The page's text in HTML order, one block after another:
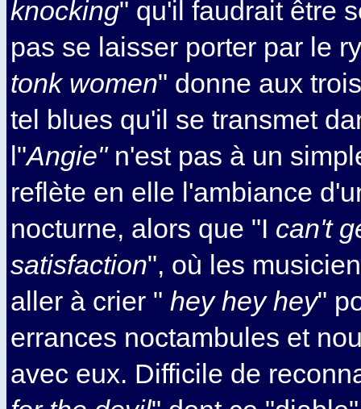
knocking" qu'il faudrait être
pas se laisser porter par le
tonk women" donne aux
tel blues qu'il se transmet
l"Angie"n'est pas à un
reflète en elle l'ambiance
nocturne, alors que "I can't
satisfaction", où les
aller à crier " hey hey hey"
errances noctambules et
avec eux. Difficile de